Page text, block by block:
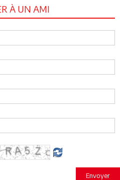
À UN AMI
Envoyer